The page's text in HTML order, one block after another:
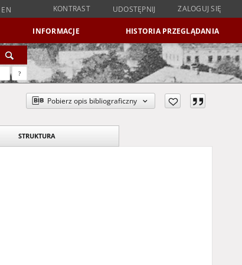
EN KONTRAST UDOSTĘPNIJ ZALOGUJ SIĘ
INFORMACJE HISTORIA PRZEGLĄDANIA
?
Pobierz opis bibliograficzny
STRUKTURA